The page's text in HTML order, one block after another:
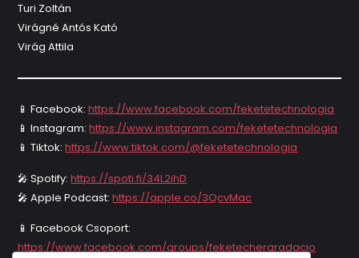
Turi Zoltán
Virágné Antós Kató
Virág Attila
📱 Facebook:https://www.facebook.com/feketetechnologia
📱 Instagram:https://www.instagram.com/feketetechnologia
📱 Tiktok:https://www.tiktok.com/@feketetechnologia
🎤 Spotify:https://spoti.fi/34L2ihD
🎤 Apple Podcast:https://apple.co/3QcvMac
📱 Facebook Csoport:
https://www.facebook.com/groups/feketechergradacio